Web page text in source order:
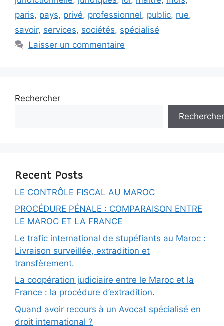
paris, pays, privé, professionnel, public, rue,
savoir, services, sociétés, spécialisé
Laisser un commentaire
Rechercher
Rechercher
Recent Posts
LE CONTRÔLE FISCAL AU MAROC
PROCÉDURE PÉNALE : COMPARAISON ENTRE
LE MAROC ET LA FRANCE
Le trafic international de stupéfiants au Maroc :
Livraison surveillée, extradition et
transfèrement.
La coopération judiciaire entre le Maroc et la
France : la procédure d’extradition.
Quand avoir recours à un Avocat spécialisé en
droit international ?